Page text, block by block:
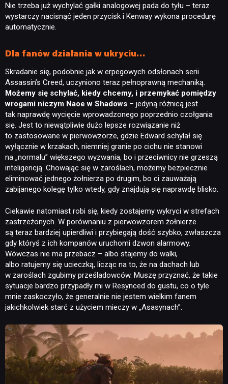
NEWSY
RECENZJE
KULTURA
Nie trzeba już wychylać gałki analogowej pada do tyłu – teraz
wystarczy nacisnąć jeden przycisk i Kenway wykona procedurę
automatycznie.
Dla fanów działania w ukryciu…
Skradanie się, podobnie jak w erpegowych odsłonach serii
Assassin’s Creed, uczyniono teraz pełnoprawną mechaniką.
Możemy się schylać, kiedy chcemy, i przemykać pomiędzy
wrogami niczym Naoe w Shadows – jedyną różnicą jest
tak naprawdę wycięcie wprowadzonego poprzednio czołgania
się. Jest to niewątpliwie dużo lepsze rozwiązanie niż
to zastosowane w pierwowzorze, gdzie Edward schylał się
wyłącznie w krzakach, niemniej granie po cichu nie stanowi
na „normalu” większego wyzwania, bo i przeciwnicy nie grzeszą
inteligencją. Chowając się w zaroślach, możemy bezpiecznie
eliminować jednego żołnierza po drugim, bo ci zauważają
zabijanego kolegę tylko wtedy, gdy znajdują się naprawdę blisko.
Ciekawie natomiast robi się, kiedy zostajemy wykryci w strefach
zastrzeżonych. W porównaniu z pierwowzorem żołnierze
są teraz bardziej upierdliwi i przybiegają dość szybko, zwłaszcza
gdy któryś z ich kompanów uruchomi dzwon alarmowy.
Wówczas nie ma przebacz – albo stajemy do walki,
albo ratujemy się ucieczką, licząc na to, że na dachach lub
w zaroślach zgubimy prześladowców. Muszę przyznać, że takie
sytuacje bardzo przypadły mi w Resynced do gustu, co o tyle
mnie zaskoczyło, że generalnie nie jestem wielkim fanem
jakichkolwiek starć z użyciem mieczy w „Asasynach”.